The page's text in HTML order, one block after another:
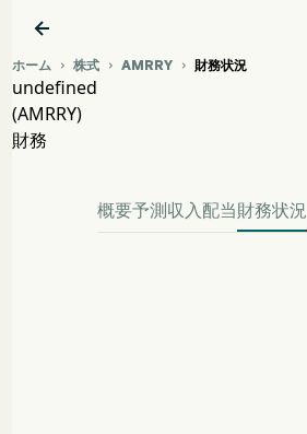

ホーム  株式  AMRRY  財務状況
undefined
(AMRRY)
財務
概要予測 収入 配当財務状況